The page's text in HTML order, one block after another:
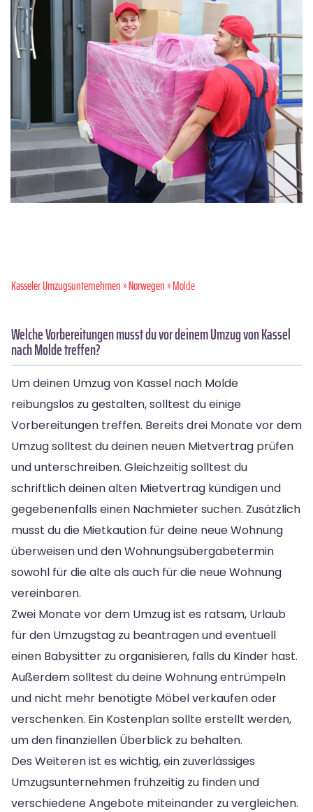
Kasseler Umzugsunternehmen»Norwegen» Molde
Welche Vorbereitungen musst du vor deinem Umzug von Kassel
nach Molde treffen?
Um deinen Umzug von Kassel nach Molde
reibungslos zu gestalten, solltest du einige
Vorbereitungen treffen. Bereits drei Monate vor dem
Umzug solltest du deinen neuen Mietvertrag prüfen
und unterschreiben. Gleichzeitig solltest du
schriftlich deinen alten Mietvertrag kündigen und
gegebenenfalls einen Nachmieter suchen. Zusätzlich
musst du die Mietkaution für deine neue Wohnung
überweisen und den Wohnungsübergabetermin
sowohl für die alte als auch für die neue Wohnung
vereinbaren.
Zwei Monate vor dem Umzug ist es ratsam, Urlaub
für den Umzugstag zu beantragen und eventuell
einen Babysitter zu organisieren, falls du Kinder hast.
Außerdem solltest du deine Wohnung entrümpeln
und nicht mehr benötigte Möbel verkaufen oder
verschenken. Ein Kostenplan sollte erstellt werden,
um den finanziellen Überblick zu behalten.
Des Weiteren ist es wichtig, ein zuverlässiges
Umzugsunternehmen frühzeitig zu finden und
verschiedene Angebote miteinander zu vergleichen.